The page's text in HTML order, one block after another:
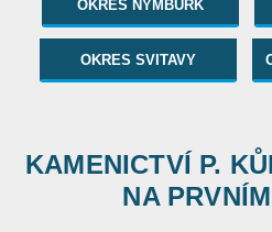
OKRES NYMBURK
OKRES SVITAVY
KAMENICTVÍ P.
NA